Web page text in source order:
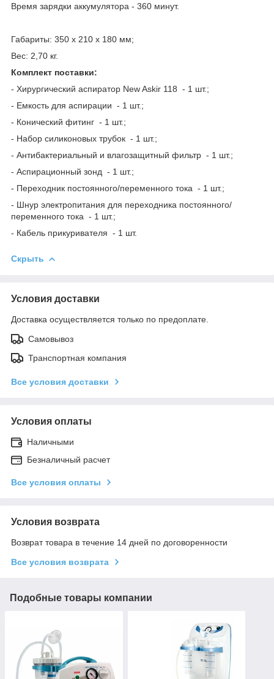
Время зарядки аккумулятора - 360 минут.
Габариты: 350 x 210 x 180 мм;
Вес: 2,70 кг.
Комплект поставки:
- Хирургический аспиратор New Askir 118 - 1 шт.;
- Емкость для аспирации - 1 шт.;
- Конический фитинг - 1 шт.;
- Набор силиконовых трубок - 1 шт.;
- Антибактериальный и влагозащитный фильтр - 1 шт.;
- Аспирационный зонд - 1 шт.;
- Переходник постоянного/переменного тока - 1 шт.;
- Шнур электропитания для переходника постоянного/
переменного тока - 1 шт.;
- Кабель прикуривателя - 1 шт.
Скрыть
Условия доставки
Доставка осуществляется только по предоплате.
Самовывоз
Транспортная компания
Все условия доставки
Условия оплаты
Наличными
Безналичный расчет
Все условия оплаты
Условия возврата
Возврат товара в течение 14 дней по договоренности
Все условия возврата
Подобные товары компании